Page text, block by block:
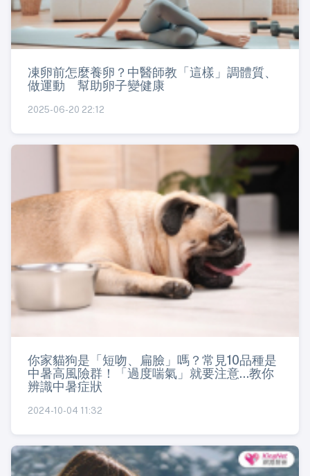
凍卵前怎麼養卵？中醫師教「這樣」調體質、
做運動 幫助卵子變健康
2025-06-20 22:12
你家貓狗是「短吻、扁臉」嗎？常見10品種是
中暑高風險群！「過度喘氣」就要注意...教你
辨識中暑症狀
2024-10-04 11:32